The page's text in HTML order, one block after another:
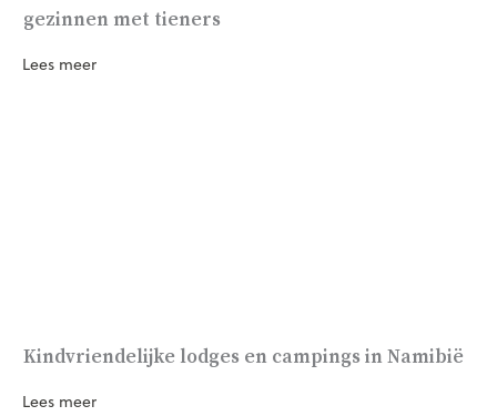
gezinnen met tieners
Lees meer
Kindvriendelijke lodges en campings in Namibië
Lees meer